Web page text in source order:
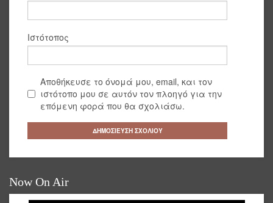
Ιστότοπος
Αποθήκευσε το όνομά μου, email, και τον
ιστότοπο μου σε αυτόν τον πλοηγό για την
επόμενη φορά που θα σχολιάσω.
Now On Air